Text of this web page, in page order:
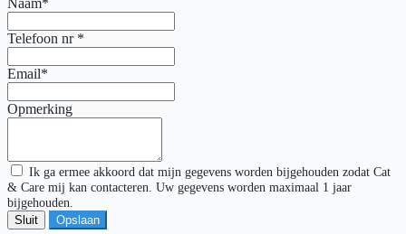
Telefoon nr *
Email*
Opmerking
Ik ga ermee akkoord dat mijn gegevens worden bijgehouden zodat Cat
& Care mij kan contacteren. Uw gegevens worden maximaal 1 jaar
bijgehouden.
Sluit Opslaan